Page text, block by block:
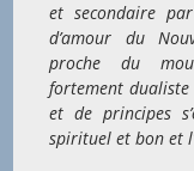
et secondaire
d’amour du
proche du
fortement dualiste
et de principes
spirituel et bon et